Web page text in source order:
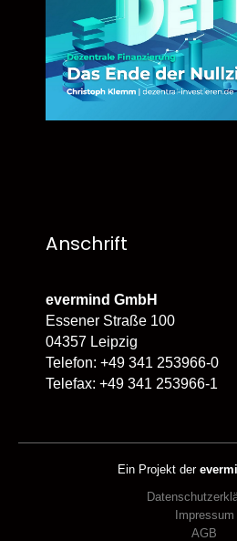
Anschrift
evermind GmbH
Essener Straße 100
04357 Leipzig
Telefon: +49 341 253966-0
Telefax: +49 341 253966-1
Ein Projekt der
Impressum
AGB